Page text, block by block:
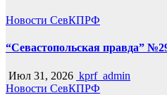
Новости СевКПРФ
“Севастопольская правда”
Июл 31, 2026 kprf_admin
Новости СевКПРФ